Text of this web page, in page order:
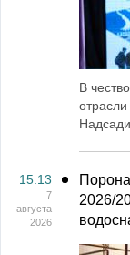
В
15:13
7
августа
2026
2026/